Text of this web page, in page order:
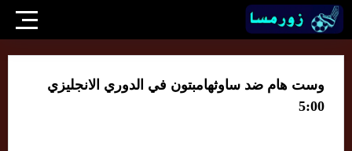
وست هام ضد ساوثهامبتون في الدوري الانجليزي
5:00